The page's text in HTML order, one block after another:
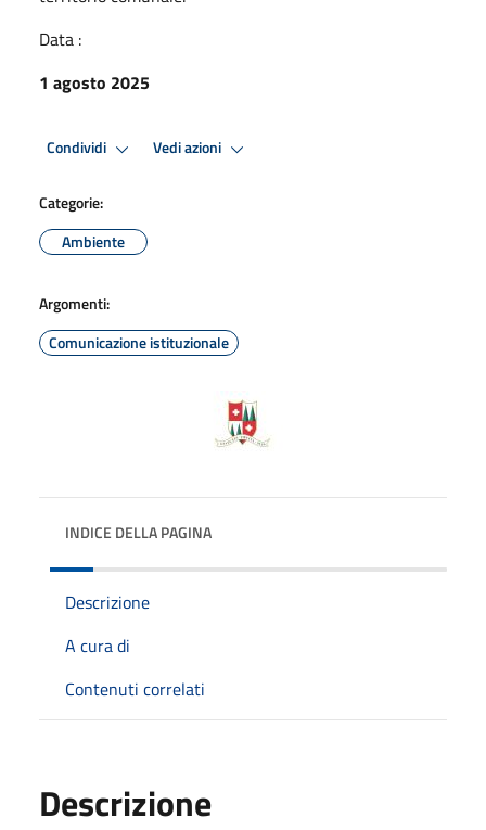
Data :
1 agosto 2025
Condividi Vedi azioni
Categorie:
Ambiente
Argomenti:
Comunicazione istituzionale
INDICE DELLA PAGINA
Descrizione
A cura di
Contenuti correlati
Descrizione